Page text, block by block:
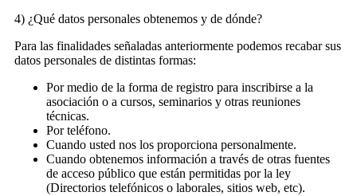
4) ¿Qué datos personales obtenemos y de dónde?
Para las finalidades señaladas anteriormente podemos recabar sus
datos personales de distintas formas:
Por medio de la forma de registro para inscribirse a la
asociación o a cursos, seminarios y otras reuniones
técnicas.
Por teléfono.
Cuando usted nos los proporciona personalmente.
Cuando obtenemos información a través de otras fuentes
de acceso público que están permitidas por la ley
(Directorios telefónicos o laborales, sitios web, etc).